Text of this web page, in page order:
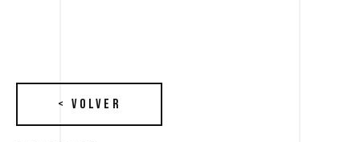
< VOLVER